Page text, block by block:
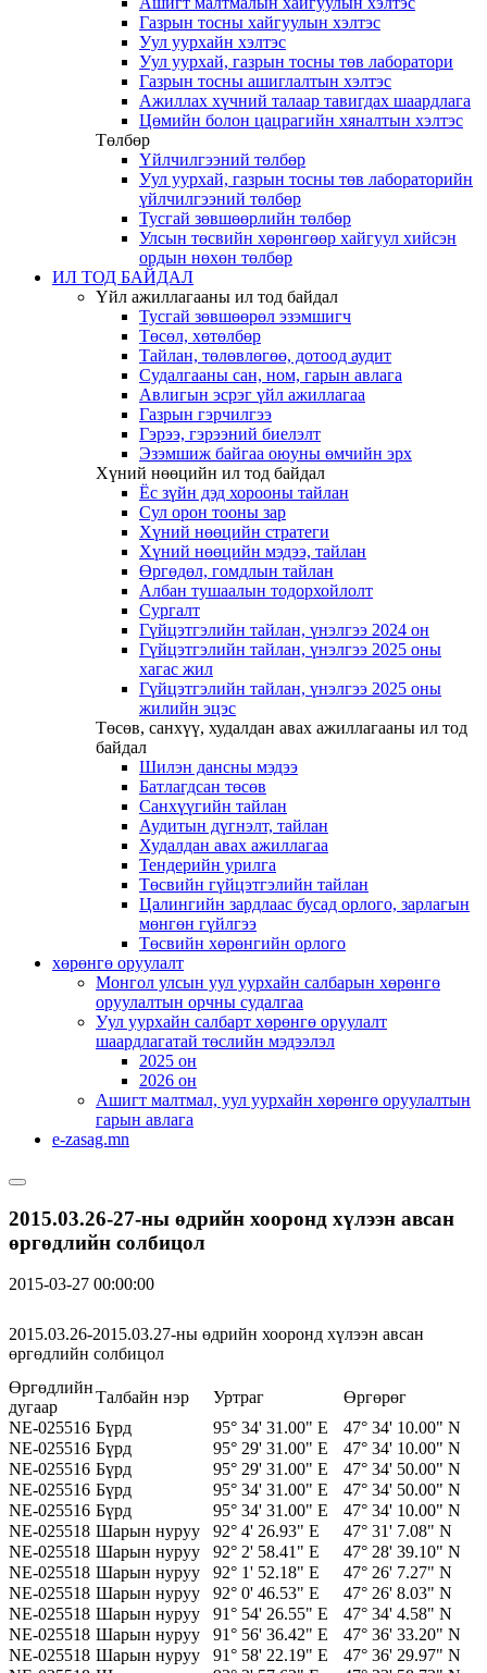
Газрын тосны хайгуулын хэлтэс
Уул уурхайн хэлтэс
Уул уурхай, газрын тосны төв лаборатори
Газрын тосны ашиглалтын хэлтэс
Ажиллах хүчний талаар тавигдах шаардлага
Цөмийн болон цацрагийн хяналтын хэлтэс
Төлбөр
Үйлчилгээний төлбөр
Уул уурхай, газрын тосны төв лабораторийн
үйлчилгээний төлбөр
Тусгай зөвшөөрлийн төлбөр
Улсын төсвийн хөрөнгөөр хайгуул хийсэн
ордын нөхөн төлбөр
ИЛ ТОД БАЙДАЛ
Үйл ажиллагааны ил тод байдал
Тусгай зөвшөөрөл эзэмшигч
Төсөл, хөтөлбөр
Тайлан, төлөвлөгөө, дотоод аудит
Судалгааны сан, ном, гарын авлага
Авлигын эсрэг үйл ажиллагаа
Газрын гэрчилгээ
Гэрээ, гэрээний биелэлт
Эзэмшиж байгаа оюуны өмчийн эрх
Хүний нөөцийн ил тод байдал
Ёс зүйн дэд хорооны тайлан
Сул орон тооны зар
Хүний нөөцийн стратеги
Хүний нөөцийн мэдээ, тайлан
Өргөдөл, гомдлын тайлан
Албан тушаалын тодорхойлолт
Сургалт
Гүйцэтгэлийн тайлан, үнэлгээ 2024 он
Гүйцэтгэлийн тайлан, үнэлгээ 2025 оны
хагас жил
Гүйцэтгэлийн тайлан, үнэлгээ 2025 оны
жилийн эцэс
Төсөв, санхүү, худалдан авах ажиллагааны ил тод
байдал
Шилэн дансны мэдээ
Батлагдсан төсөв
Санхүүгийн тайлан
Аудитын дүгнэлт, тайлан
Худалдан авах ажиллагаа
Тендерийн урилга
Төсвийн гүйцэтгэлийн тайлан
Цалингийн зардлаас бусад орлого, зарлагын
мөнгөн гүйлгээ
Төсвийн хөрөнгийн орлого
хөрөнгө оруулалт
Монгол улсын уул уурхайн салбарын хөрөнгө
оруулалтын орчны судалгаа
Уул уурхайн салбарт хөрөнгө оруулалт
шаардлагатай төслийн мэдээлэл
2025 он
2026 он
Ашигт малтмал, уул уурхайн хөрөнгө оруулалтын
гарын авлага
e-zasag.mn
2015.03.26-27-ны өдрийн хооронд хүлээн авсан
өргөдлийн солбицол
2015-03-27 00:00:00
2015.03.26-2015.03.27-ны өдрийн хооронд хүлээн авсан
өргөдлийн солбицол
Өргөдлийн
дугаар
Талбайн нэр Уртраг
Өргөрөг
NE-025516 Бүрд 95° 34' 31.00" E
47° 34' 10.00" N
NE-025516 Бүрд 95° 29' 31.00" E
47° 34' 10.00" N
NE-025516 Бүрд 95° 29' 31.00" E
47° 34' 50.00" N
NE-025516 Бүрд 95° 34' 31.00" E
47° 34' 50.00" N
NE-025516 Бүрд 95° 34' 31.00" E
47° 34' 10.00" N
NE-025518 Шарын нуруу 92° 4' 26.93" E
47° 31' 7.08" N
NE-025518 Шарын нуруу 92° 2' 58.41" E
47° 28' 39.10" N
NE-025518 Шарын нуруу 92° 1' 52.18" E
47° 26' 7.27" N
NE-025518 Шарын нуруу 92° 0' 46.53" E
47° 26' 8.03" N
NE-025518 Шарын нуруу 91° 54' 26.55" E
47° 34' 4.58" N
NE-025518 Шарын нуруу 91° 56' 36.42" E
47° 36' 33.20" N
NE-025518 Шарын нуруу 91° 58' 22.19" E
47° 36' 29.97" N